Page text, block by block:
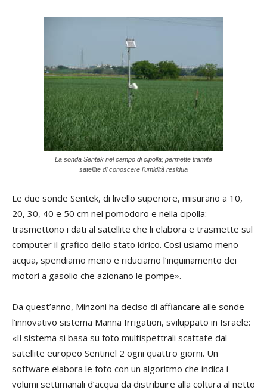
La sonda Sentek nel campo di cipolla; permette tramite
satellite di conoscere l’umidità residua
Le due sonde Sentek, di livello superiore, misurano a 10,
20, 30, 40 e 50 cm nel pomodoro e nella cipolla:
trasmettono i dati al satellite che li elabora e trasmette sul
computer il grafico dello stato idrico. Così usiamo meno
acqua, spendiamo meno e riduciamo l’inquinamento dei
motori a gasolio che azionano le pompe».
Da quest’anno, Minzoni ha deciso di affiancare alle sonde
l’innovativo sistema Manna Irrigation, sviluppato in Israele:
«Il sistema si basa su foto multispettrali scattate dal
satellite europeo Sentinel 2 ogni quattro giorni. Un
software elabora le foto con un algoritmo che indica i
volumi settimanali d’acqua da distribuire alla coltura al netto